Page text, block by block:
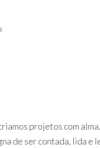
projetos com
de ser contada, lida e